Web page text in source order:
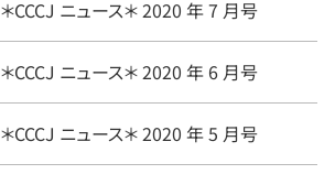
＊CCCJ ニュース＊ 2020 年 7 月号
＊CCCJ ニュース＊ 2020 年 6 月号
＊CCCJ ニュース＊ 2020 年 5 月号